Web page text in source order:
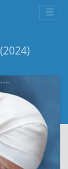
(2024)